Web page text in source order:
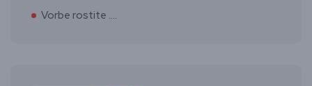
Vorbe rostite ….